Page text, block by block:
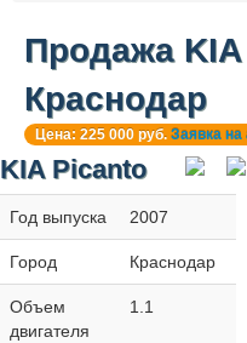
Продажа
Краснодар
Цена: 225 000 руб. Заявка на
KIA Picanto
Год выпуска 2007
Город Краснодар
Объем
двигателя
1.1